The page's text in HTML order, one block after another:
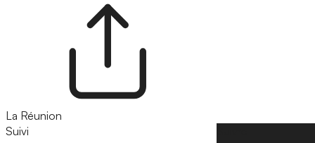
La Réunion
Suivi